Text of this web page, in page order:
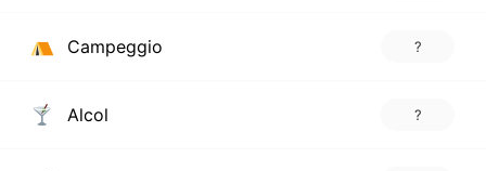
Campeggio ?
Alcol ?